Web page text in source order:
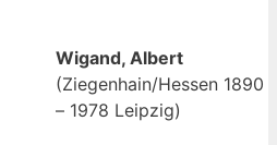
Wigand, Albert
(Ziegenhain/Hessen 1890
– 1978 Leipzig)